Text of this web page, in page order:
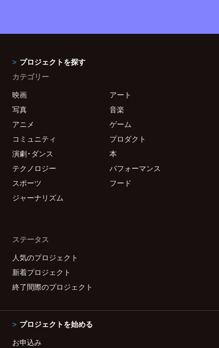
プロジェクトを探す
カテゴリー
映画
アート
写真
音楽
アニメ
ゲーム
コミュニティ
プロダクト
演劇・ダンス
本
テクノロジー
パフォーマンス
スポーツ
フード
ジャーナリズム
ステータス
人気のプロジェクト
新着プロジェクト
終了間際のプロジェクト
プロジェクトを始める
お申込み